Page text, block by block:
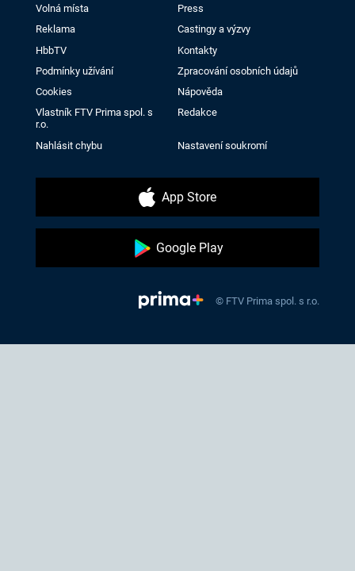
Volná místa
Press
Reklama
Castingy a výzvy
HbbTV
Kontakty
Podmínky užívání
Zpracování osobních údajů
Cookies
Nápověda
Vlastník FTV Prima spol. s
r.o.
Redakce
Nahlásit chybu Nastavení soukromí
App Store
Google Play
© FTV Prima spol. s r.o.